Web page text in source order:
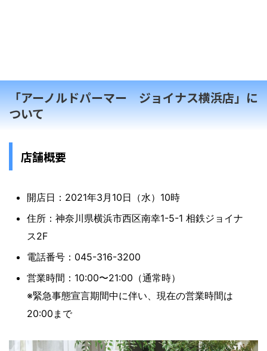
「アーノルドパーマー ジョイナス横浜店」に
ついて
店舗概要
開店日：2021年3月10日（水）10時
住所：神奈川県横浜市西区南幸1-5-1 相鉄ジョイナ
ス2F
電話番号：045-316-3200
営業時間：10:00〜21:00（通常時）
※緊急事態宣言期間中に伴い、現在の営業時間は
20:00まで